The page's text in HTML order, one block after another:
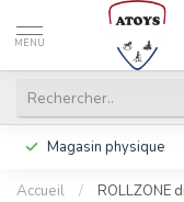
MENU
Magasin physique
Accueil /
ROLLZONE